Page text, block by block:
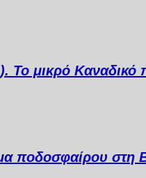
μικρό Καναδικό
ποδοσφαίρου στη